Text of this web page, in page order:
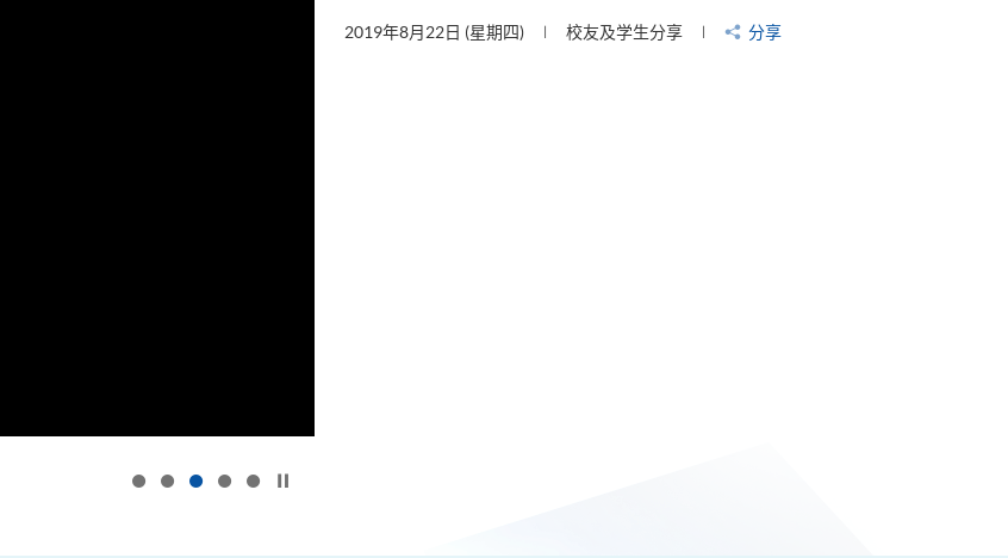
2019年8月22日 (星期四) 校友及学生分享 分享